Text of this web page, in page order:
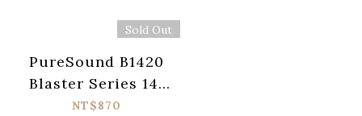
Sold Out
PureSound B1420
Blaster Series 14"
Snare Wire – 20
NT$870